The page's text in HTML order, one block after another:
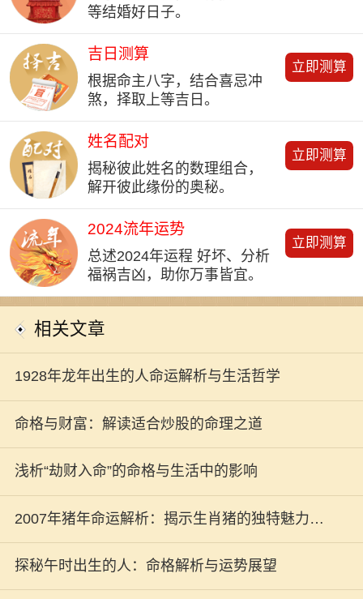
等结婚好日子。
吉日测算
根据命主八字，结合喜忌冲
煞，择取上等吉日。
立即测算
姓名配对
揭秘彼此姓名的数理组合，
解开彼此缘份的奥秘。
立即测算
2024流年运势
总述2024年运程 好坏、分析
福祸吉凶，助你万事皆宜。
立即测算
相关文章
1928年龙年出生的人命运解析与生活哲学
命格与财富：解读适合炒股的命理之道
浅析“劫财入命”的命格与生活中的影响
2007年猪年命运解析：揭示生肖猪的独特魅力与
人生道路
探秘午时出生的人：命格解析与运势展望